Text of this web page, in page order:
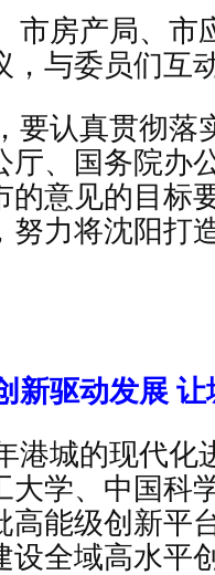
市房产局、市
，与委员们互
要认真贯彻落
厅、国务院办
的意见的目标
努力将沈阳打
新驱动发展
港城的现代化
大学、中国科
能级创新平
设全域高水平